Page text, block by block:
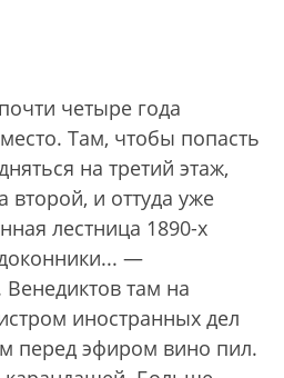
четыре года
Там, чтобы попасть
на третий этаж,
второй, и оттуда уже
лестница 1890-х
—
там на
иностранных дел
перед эфиром вино пил.